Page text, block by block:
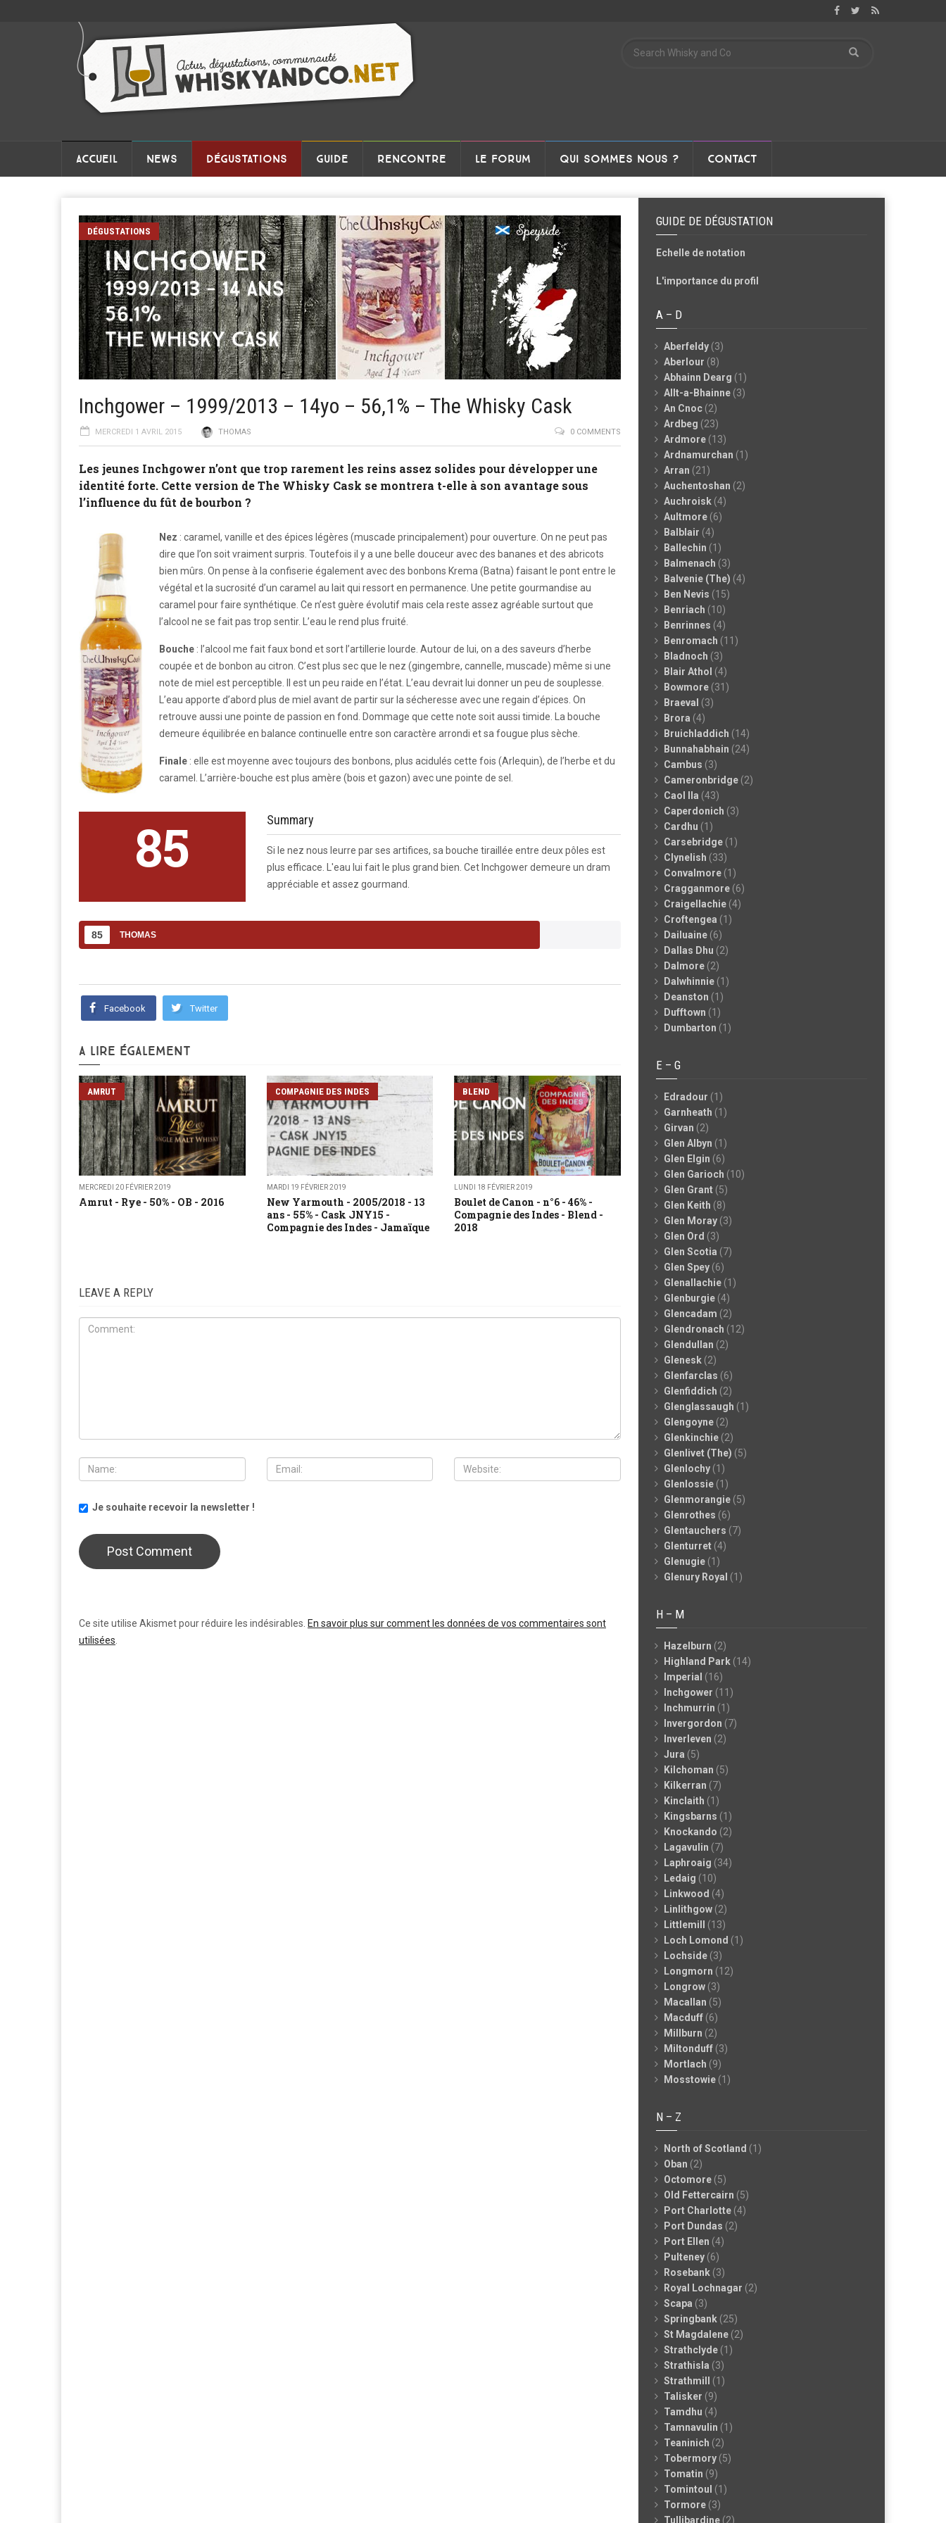
ACCUEIL NEWS DÉGUSTATIONS GUIDE RENCONTRE LE FORUM QUI SOMMES NOUS ? CONTACT
DÉGUSTATIONS
Inchgower – 1999/2013 – 14yo – 56,1% – The Whisky Cask
MERCREDI 1 AVRIL 2015 THOMAS 0 COMMENTS
Les jeunes Inchgower n’ont que trop rarement les reins assez solides pour développer une
identité forte. Cette version de The Whisky Cask se montrera t-elle à son avantage sous
l’influence du fût de bourbon ?
Nez : caramel, vanille et des épices légères (muscade principalement) pour ouverture. On ne peut pas
dire que l’on soit vraiment surpris. Toutefois il y a une belle douceur avec des bananes et des abricots
bien mûrs. On pense à la confiserie également avec des bonbons Krema (Batna) faisant le pont entre le
végétal et la sucrosité d’un caramel au lait qui ressort en permanence. Une petite gourmandise au
caramel pour faire synthétique. Ce n’est guère évolutif mais cela reste assez agréable surtout que
l’alcool ne se fait pas trop sentir. L’eau le rend plus fruité.
Bouche : l’alcool me fait faux bond et sort l’artillerie lourde. Autour de lui, on a des saveurs d’herbe
coupée et de bonbon au citron. C’est plus sec que le nez (gingembre, cannelle, muscade) même si une
note de miel est perceptible. Il est un peu raide en l’état. L’eau devrait lui donner un peu de souplesse.
L’eau apporte d’abord plus de miel avant de partir sur la sécheresse avec une regain d’épices. On
retrouve aussi une pointe de passion en fond. Dommage que cette note soit aussi timide. La bouche
demeure équilibrée en balance continuelle entre son caractère arrondi et sa fougue plus sèche.
Finale : elle est moyenne avec toujours des bonbons, plus acidulés cette fois (Arlequin), de l’herbe et du
caramel. L’arrière-bouche est plus amère (bois et gazon) avec une pointe de sel.
85 Summary
Si le nez nous leurre par ses artifices, sa bouche tiraillée entre deux pôles est
plus efficace. L'eau lui fait le plus grand bien. Cet Inchgower demeure un dram
appréciable et assez gourmand.
85 THOMAS
Facebook Twitter
A LIRE ÉGALEMENT
AMRUT
MERCREDI 20 FÉVRIER 2019
Amrut - Rye - 50% - OB - 2016
COMPAGNIE DES INDES
MARDI 19 FÉVRIER 2019
New Yarmouth - 2005/2018 - 13
ans - 55% - Cask JNY15 -
Compagnie des Indes - Jamaïque
BLEND
LUNDI 18 FÉVRIER 2019
Boulet de Canon - n°6 - 46% -
Compagnie des Indes - Blend -
2018
LEAVE A REPLY
Je souhaite recevoir la newsletter !
Ce site utilise Akismet pour réduire les indésirables. En savoir plus sur comment les données de vos commentaires sont
utilisées.
GUIDE DE DÉGUSTATION
Echelle de notation
L'importance du profil
A – D
Aberfeldy (3)
Aberlour (8)
Abhainn Dearg (1)
Allt-a-Bhainne (3)
An Cnoc (2)
Ardbeg (23)
Ardmore (13)
Ardnamurchan (1)
Arran (21)
Auchentoshan (2)
Auchroisk (4)
Aultmore (6)
Balblair (4)
Ballechin (1)
Balmenach (3)
Balvenie (The) (4)
Ben Nevis (15)
Benriach (10)
Benrinnes (4)
Benromach (11)
Bladnoch (3)
Blair Athol (4)
Bowmore (31)
Braeval (3)
Brora (4)
Bruichladdich (14)
Bunnahabhain (24)
Cambus (3)
Cameronbridge (2)
Caol Ila (43)
Caperdonich (3)
Cardhu (1)
Carsebridge (1)
Clynelish (33)
Convalmore (1)
Cragganmore (6)
Craigellachie (4)
Croftengea (1)
Dailuaine (6)
Dallas Dhu (2)
Dalmore (2)
Dalwhinnie (1)
Deanston (1)
Dufftown (1)
Dumbarton (1)
E – G
Edradour (1)
Garnheath (1)
Girvan (2)
Glen Albyn (1)
Glen Elgin (6)
Glen Garioch (10)
Glen Grant (5)
Glen Keith (8)
Glen Moray (3)
Glen Ord (3)
Glen Scotia (7)
Glen Spey (6)
Glenallachie (1)
Glenburgie (4)
Glencadam (2)
Glendronach (12)
Glendullan (2)
Glenesk (2)
Glenfarclas (6)
Glenfiddich (2)
Glenglassaugh (1)
Glengoyne (2)
Glenkinchie (2)
Glenlivet (The) (5)
Glenlochy (1)
Glenlossie (1)
Glenmorangie (5)
Glenrothes (6)
Glentauchers (7)
Glenturret (4)
Glenugie (1)
Glenury Royal (1)
H – M
Hazelburn (2)
Highland Park (14)
Imperial (16)
Inchgower (11)
Inchmurrin (1)
Invergordon (7)
Inverleven (2)
Jura (5)
Kilchoman (5)
Kilkerran (7)
Kinclaith (1)
Kingsbarns (1)
Knockando (2)
Lagavulin (7)
Laphroaig (34)
Ledaig (10)
Linkwood (4)
Linlithgow (2)
Littlemill
(13)
Loch Lomond (1)
Lochside (3)
Longmorn (12)
Longrow (3)
Macallan (5)
Macduff (6)
Millburn (2)
Miltonduff (3)
Mortlach (9)
Mosstowie (1)
N – Z
North of Scotland (1)
Oban (2)
Octomore (5)
Old Fettercairn (5)
Port Charlotte (4)
Port Dundas (2)
Port Ellen (4)
Pulteney (6)
Rosebank (3)
Royal Lochnagar (2)
Scapa (3)
Springbank (25)
St Magdalene (2)
Strathclyde (1)
Strathisla (3)
Strathmill
(1)
Talisker (9)
Tamdhu (4)
Tamnavulin (1)
Teaninich (2)
Tobermory (5)
Tomatin (9)
Tomintoul (1)
Tormore (3)
Tullibardine (2)